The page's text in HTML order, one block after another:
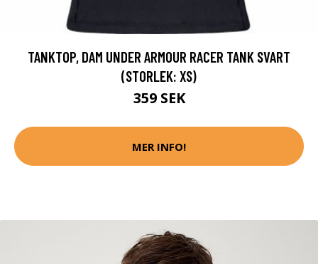
TANKTOP, DAM UNDER ARMOUR RACER TANK SVART
(STORLEK: XS)
359 SEK
MER INFO!